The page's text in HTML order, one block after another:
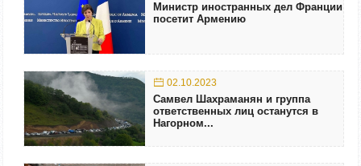
Министр иностранных дел Франции
посетит Армению
02.10.2023
Самвел Шахраманян и группа
ответственных лиц останутся в
Нагорном...